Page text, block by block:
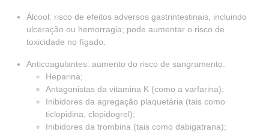
Álcool: risco de efeitos adversos gastrintestinais, incluindo
ulceração ou hemorragia; pode aumentar o risco de
toxicidade no fígado.
Anticoagulantes: aumento do risco de sangramento.
Heparina;
Antagonistas da vitamina K (como a varfarina);
Inibidores da agregação plaquetária (tais como
ticlopidina, clopidogrel);
Inibidores da trombina (tais como dabigatrana);